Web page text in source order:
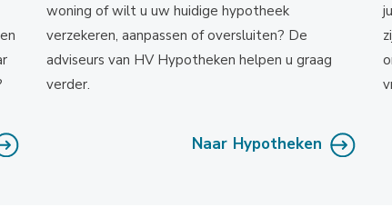
woning of wilt u uw huidige hypotheek
verzekeren, aanpassen of oversluiten? De
adviseurs van HV Hypotheken helpen u graag
verder.
Naar Hypotheken